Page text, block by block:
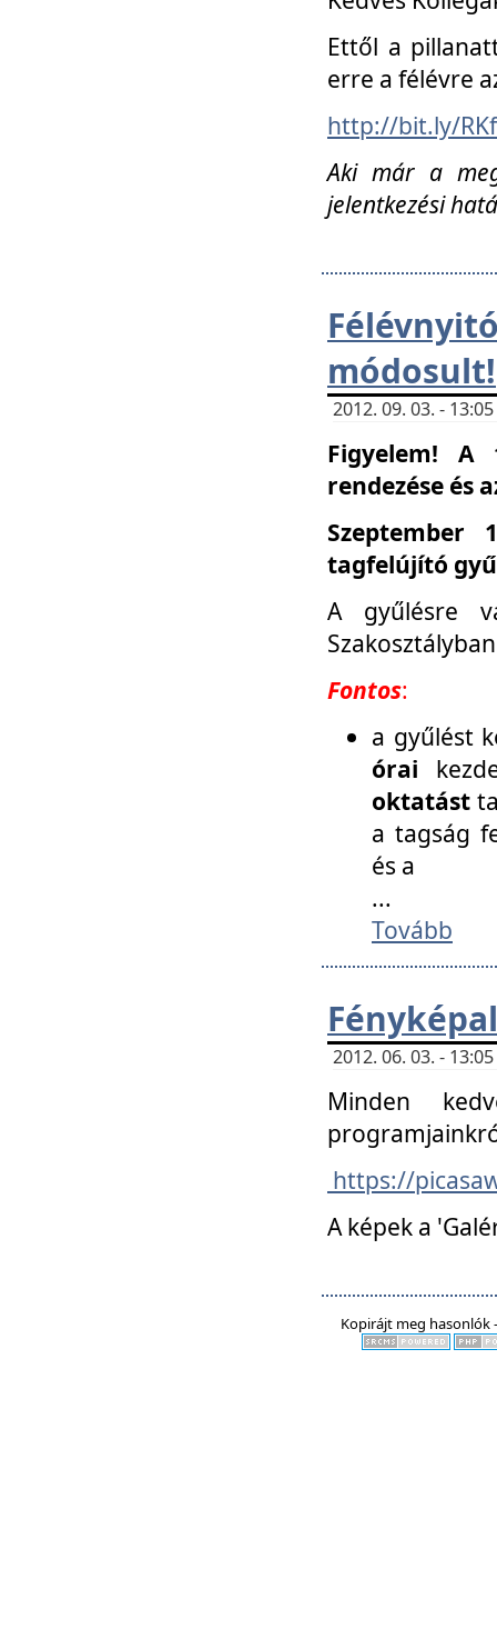
Ettől a
erre a félévre
http://bit.ly/
Aki már a
jelentkezési
módosult!
2012. 09. 03. -
Figyelem! A
rendezése és
Szeptember
tagfelújító
A gyűlésre
Fontos:
a gyűlést
órai
oktatást
a tagság
és a
...
Tovább
2012. 06. 03. -
Minden
https://
A képek a
Kopirájt meg hasonlók